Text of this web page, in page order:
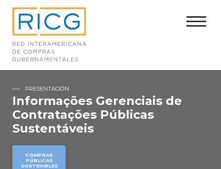
PRESENTACIÓN
Informações Gerenciais de
Contratações Públicas
Sustentáveis
COMPRAS
PÚBLICAS
SOSTENIBLES